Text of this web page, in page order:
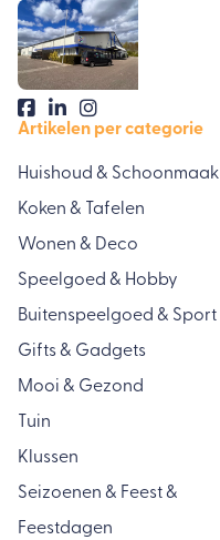
Artikelen per categorie
Huishoud & Schoonmaak
Koken & Tafelen
Wonen & Deco
Speelgoed & Hobby
Buitenspeelgoed & Sport
Gifts & Gadgets
Mooi & Gezond
Tuin
Klussen
Seizoenen & Feest &
Feestdagen